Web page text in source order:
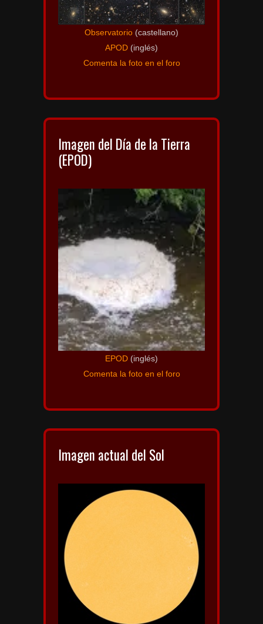
Observatorio (castellano)
APOD (inglés)
Comenta la foto en el foro
Imagen del Día de la Tierra
(EPOD)
EPOD (inglés)
Comenta la foto en el foro
Imagen actual del Sol